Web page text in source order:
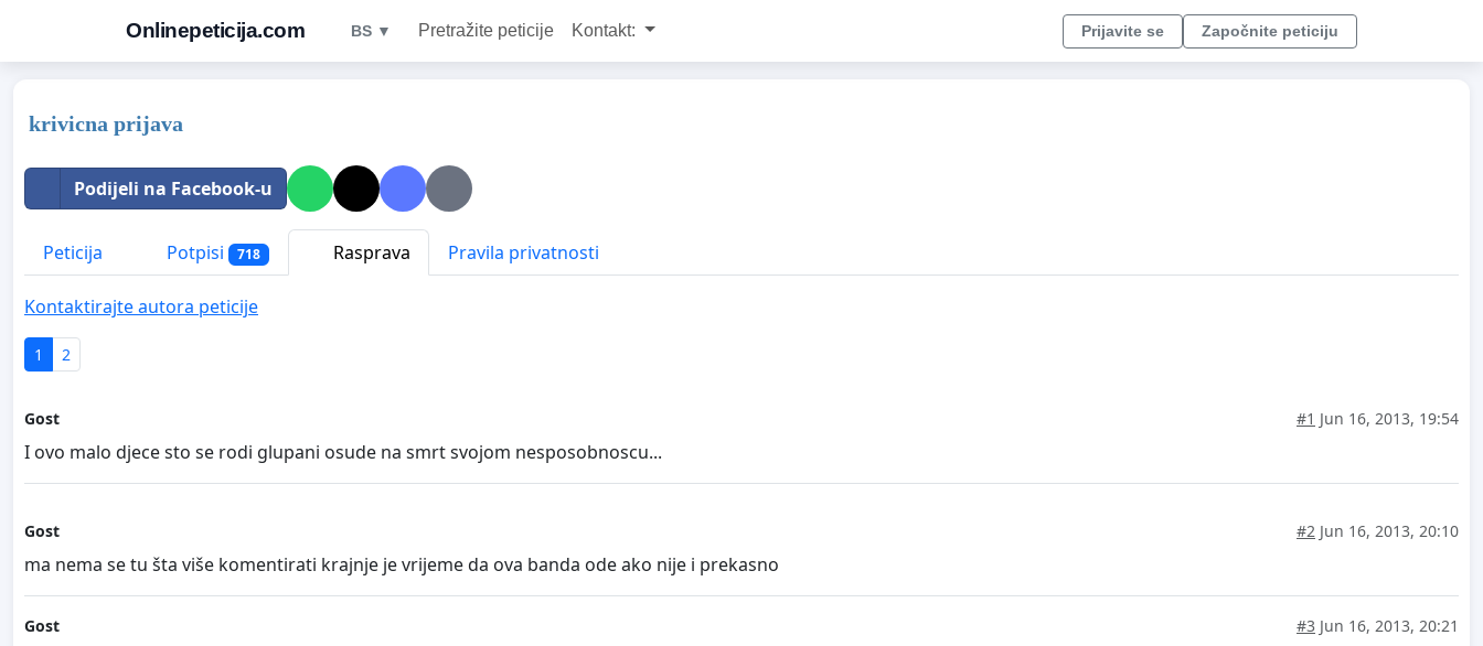
Onlinepeticija.com BS ▼ Pretražite peticije Kontakt: Prijavite se Započnite peticiju
krivicna prijava
Podijeli na Facebook-u
Peticija Potpisi 718 Rasprava Pravila privatnosti
Kontaktirajte autora peticije
1 2
Gost #1 Jun 16, 2013, 19:54
I ovo malo djece sto se rodi glupani osude na smrt svojom nesposobnoscu...
Gost #2 Jun 16, 2013, 20:10
ma nema se tu šta više komentirati krajnje je vrijeme da ova banda ode ako nije i prekasno
Gost #3 Jun 16, 2013, 20:21